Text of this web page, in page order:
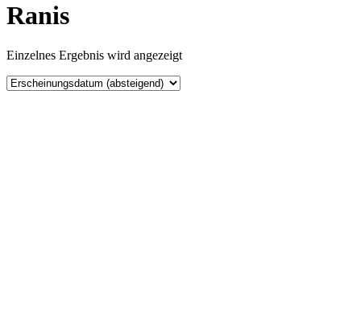
Ranis
Einzelnes Ergebnis wird angezeigt